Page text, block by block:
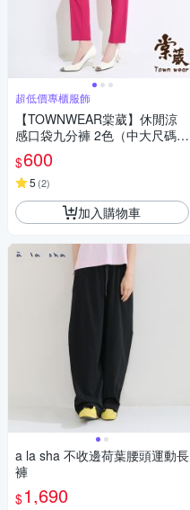
超低價專櫃服飾
【TOWNWEAR棠葳】休閒涼
感口袋九分褲 2色（中大尺碼/
女下身/女下著/素色/口袋/休閒/
百搭/腰頭彈性）
$600
5 (2)
加入購物車
a la sha 不收邊荷葉腰頭運動長
褲
$1,690